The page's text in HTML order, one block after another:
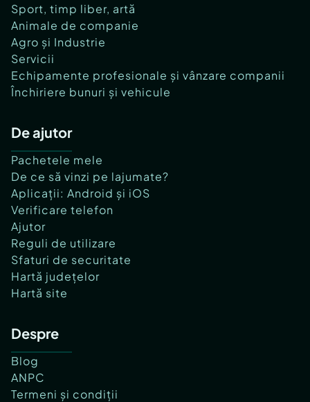
Sport, timp liber, artă
Animale de companie
Agro și Industrie
Servicii
Echipamente profesionale și vânzare companii
Închiriere bunuri și vehicule
De ajutor
Pachetele mele
De ce să vinzi pe lajumate?
Aplicații: Android și iOS
Verificare telefon
Ajutor
Reguli de utilizare
Sfaturi de securitate
Hartă județelor
Hartă site
Despre
Blog
ANPC
Termeni și condiții